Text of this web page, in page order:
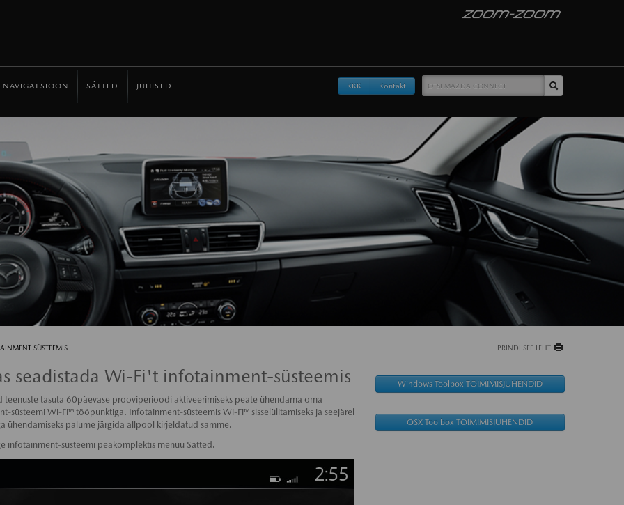
NAVIGATSIOON SÄTTED JUHISED KKK Kontakt
SÜSTEEMIS PRINDI SEE LEHT
seadistada Wi-Fi't infotainment-süsteemis
teenuste tasuta 60päevase prooviperioodi aktiveerimiseks peate ühendama oma
süsteemi Wi-Fi™ tööpunktiga. Infotainment-süsteemis Wi-Fi™ sisselülitamiseks ja seejärel
ühendamiseks palume järgida allpool kirjeldatud samme.
infotainment-süsteemi peakomplektis menüü Sätted.
Windows Toolbox TOIMIMISJUHENDID
OSX Toolbox TOIMIMISJUHENDID